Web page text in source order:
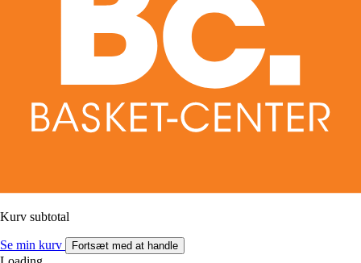
Kurv subtotal
Se min kurv Fortsæt med at handle